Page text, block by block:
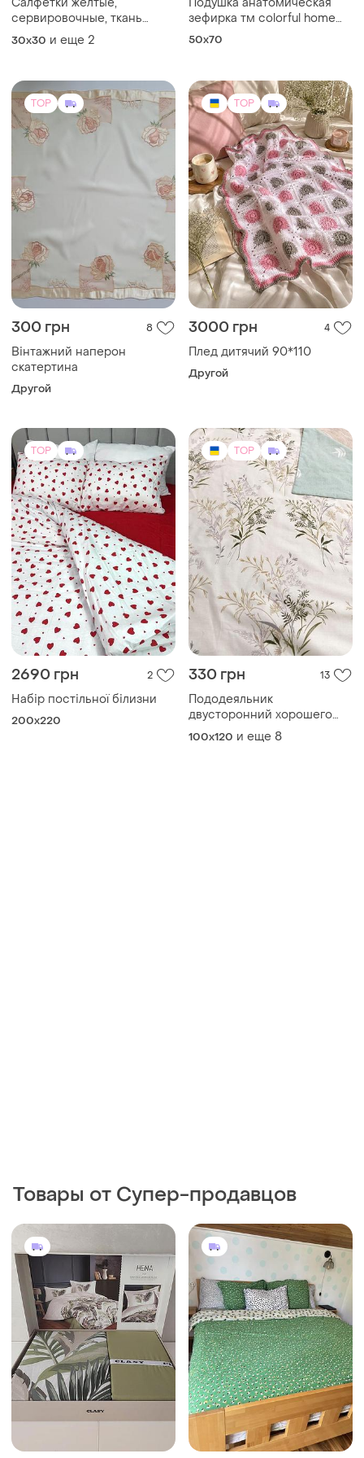
сервировочные, ткань
габардин
30х30 и еще 2
зефирка тм colorful home
микросатин
50x70
TOP
300 грн 8
Вінтажний наперон
скатертина
Другой
TOP
3000 грн 4
Плед дитячий 90*110
Другой
TOP
2690 грн 2
Набір постільної білизни
200x220
TOP
330 грн 13
Пододеяльник
двусторонний хорошего
качества, из плотной бязи,
все размеры. пошив.
100x120 и еще 8
Товары от Супер-продавцов